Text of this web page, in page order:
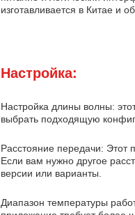
изготавливается в Китае и
Настройка:
Настройка длины волны:
выбрать подходящую
Расстояние передачи: Этот
Если вам нужно другое
версии или варианты.
Диапазон температуры